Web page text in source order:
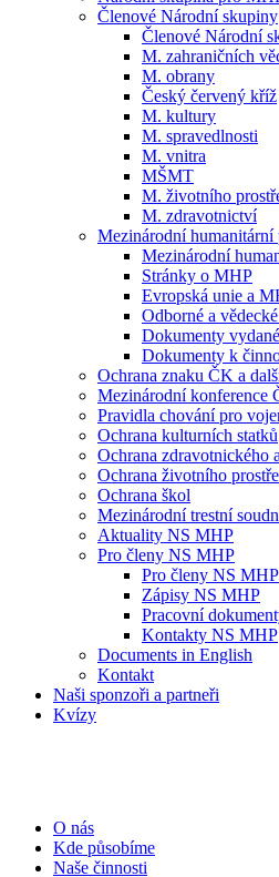
Členové Národní skupiny
Členové Národní
M. zahraničních
M. obrany
Český červený kříž
M. kultury
M. spravedlnosti
M. vnitra
MŠMT
M. životního
M. zdravotnictví
Mezinárodní humanitární
Mezinárodní
Stránky o MHP
Evropská unie a
Odborné a
Dokumenty
Dokumenty k
Ochrana znaku ČK a
Mezinárodní konference
Pravidla chování pro
Ochrana kulturních statků
Ochrana zdravotnického
Ochrana životního
Ochrana škol
Mezinárodní trestní
Aktuality NS MHP
Pro členy NS MHP
Pro členy NS MHP
Zápisy NS MHP
Pracovní
Kontakty NS MHP
Documents in English
Kontakt
Naši sponzoři a partneři
Kvízy
O nás
Kde působíme
Naše činnosti